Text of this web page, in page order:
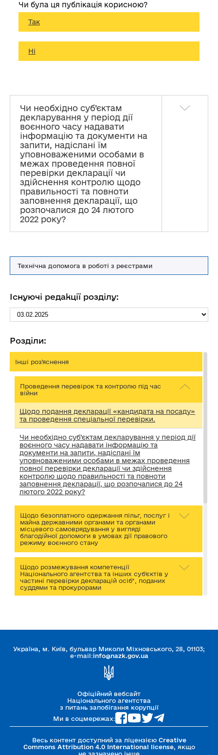
Технічна допомога в роботі з реєстрами
Існуючі редакції розділу:
Розділи:
Інші роз'яснення
Проведення перевірок та контролю під час
війни
Щодо подання декларації «кандидата на посаду»
та проведення спеціальної перевірки.
Чи необхідно суб’єктам декларування у період дії
воєнного часу надавати інформацію та
документи на запити, надіслані їм
уповноваженими особами в межах проведення
повної перевірки декларації чи здійснення
контролю щодо правильності та повноти
заповнення декларації, що розпочалися до 24
лютого 2022 року?
Щодо безоплатного одержання пільг, послуг і
майна державними органами та органами
місцевого самоврядування у вигляді
благодійної допомоги в умовах дії правового
режиму воєнного стану
Щодо розмежування компетенції
Національного агентства та інших суб’єктів у
частині перевірки декларацій осіб*, поданих
суддями та прокурорами
правопорушення або правопорушення
одержання пільг, послуг і майна органами
державної влади та органами місцевого
Щодо внесення спеціально уповноваженими
суб’єктами у сфері протидії корупції подань
про проведення службового розслідування з
метою виявлення причин та умов,*
Чи була ця публікація корисною?
Так
Ні
Чи необхідно суб’єктам
декларування у період дії
воєнного часу надавати
інформацію та документи на
запити, надіслані їм
уповноваженими особами в
межах проведення повної
перевірки декларації чи
здійснення контролю щодо
правильності та повноти
заповнення декларації, що
розпочалися до 24 лютого
2022 року?
Україна, м. Київ, бульвар Миколи Міхновського, 28, 01103;
e-mail:info@nazk.gov.ua
Офіційний вебсайт
Національного агентства
з питань запобігання корупції
Ми в соцмережах:
Весь контент доступний за ліцензією Creative
Commons Attribution 4.0 International license, якщо
не зазначено інше